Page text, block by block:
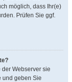
möglich, dass Ihr(e)
Prüfen Sie ggf.
der Webserver sie
und geben Sie